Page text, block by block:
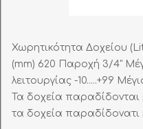
Χωρητικότητα Δοχείου
(mm) 620 Παροχή 3/4"
λειτουργίας -10.....+99
Τα δοχεία
τα δοχεία